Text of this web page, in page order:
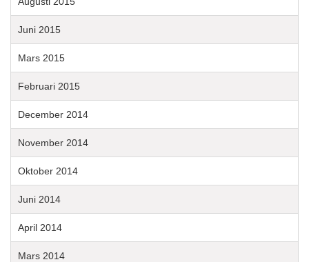
Juni 2015
Mars 2015
Februari 2015
December 2014
November 2014
Oktober 2014
Juni 2014
April 2014
Mars 2014